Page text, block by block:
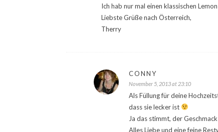
Ich hab nur mal einen klassischen
Liebste Grüße nach Österreich,
Therry
CONNY
November 5, 2013 at 23:10
Als Füllung für deine
dass sie lecker ist
Ja das stimmt, der
Alles Liebe und eine feine